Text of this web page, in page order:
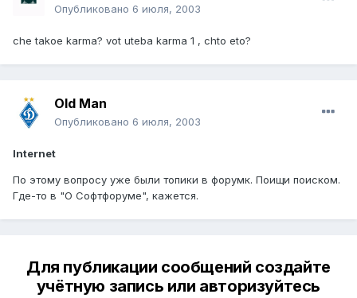
Опубликовано 6 июля, 2003
che takoe karma? vot uteba karma 1 , chto eto?
Old Man
Опубликовано 6 июля, 2003
Internet
По этому вопросу уже были топики в форумк. Поищи поиском.
Где-то в "О Софтфоруме", кажется.
Для публикации сообщений создайте
учётную запись или авторизуйтесь